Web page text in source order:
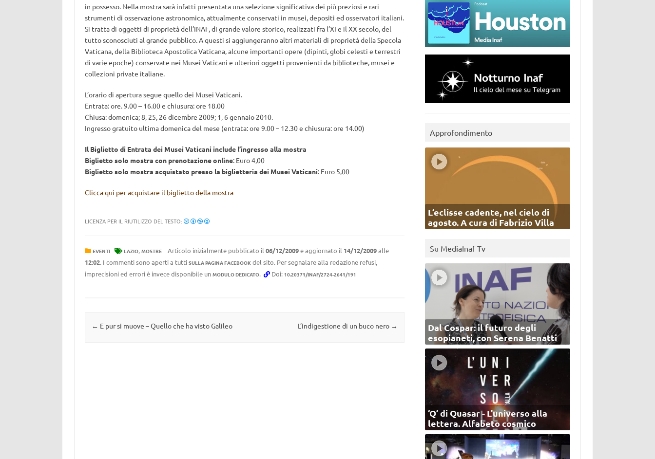
in possesso. Nella mostra sarà infatti presentata una selezione significativa dei più preziosi e rari
strumenti di osservazione astronomica, attualmente conservati in musei, depositi ed osservatori italiani.
Si tratta di oggetti di proprietà dell’INAF, di grande valore storico, realizzati fra l’XI e il XX secolo, del
tutto sconosciuti al grande pubblico. A questi si aggiungeranno altri materiali di proprietà della Specola
Vaticana, della Biblioteca Apostolica Vaticana, alcune importanti opere (dipinti, globi celesti e terrestri
di varie epoche) conservate nei Musei Vaticani e ulteriori oggetti provenienti da biblioteche, musei e
collezioni private italiane.
L’orario di apertura segue quello dei Musei Vaticani.
Entrata: ore. 9.00 – 16.00 e chiusura: ore 18.00
Chiusa: domenica; 8, 25, 26 dicembre 2009; 1, 6 gennaio 2010.
Ingresso gratuito ultima domenica del mese (entrata: ore 9.00 – 12.30 e chiusura: ore 14.00)
Il Biglietto di Entrata dei Musei Vaticani include l’ingresso alla mostra
Biglietto solo mostra con prenotazione online: Euro 4,00
Biglietto solo mostra acquistato presso la biglietteria dei Musei Vaticani: Euro 5,00
Clicca qui per acquistare il biglietto della mostra
LICENZA PER IL RIUTILIZZO DEL TESTO:
EVENTI LAZIO, MOSTRE Articolo inizialmente pubblicato il 06/12/2009e aggiornato il 14/12/2009alle
12:02. I commenti sono aperti a tutti SULLA PAGINA FACEBOOKdel sito. Per segnalare alla redazione refusi,
imprecisioni ed errori è invece disponibile un MODULO DEDICATO. Doi: 10.20371/INAF/2724-2641/191
Navigazione articolo
← E pur si muove – Quello che ha visto Galileo L’indigestione di un buco nero →
Approfondimento
L’eclisse cadente, nel cielo di
agosto. A cura di Fabrizio Villa
Su MediaInaf Tv
Dal Cospar: il futuro degli
esopianeti, con Serena Benatti
‘Q’ di Quasar - L'universo alla
lettera. Alfabeto cosmico